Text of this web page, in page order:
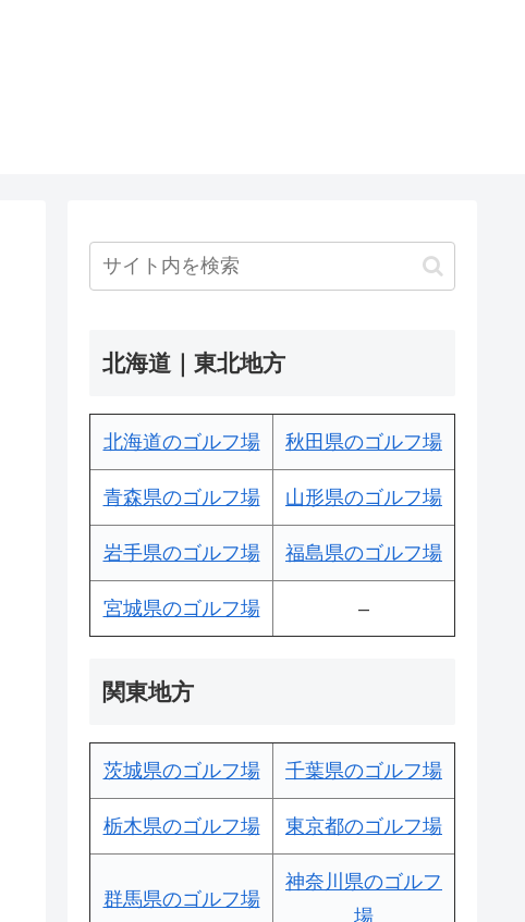
北海道｜東北地方
北海道のゴルフ場 秋田県のゴルフ場
青森県のゴルフ場 山形県のゴルフ場
岩手県のゴルフ場 福島県のゴルフ場
宮城県のゴルフ場 –
関東地方
茨城県のゴルフ場 千葉県のゴルフ場
栃木県のゴルフ場 東京都のゴルフ場
群馬県のゴルフ場
神奈川県のゴルフ
場